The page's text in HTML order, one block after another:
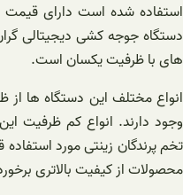
استفاده شده است دارای قیمت
دستگاه جوجه کشی دیجیتالی
های با ظرفیت یکسان است.
وجود دارند. انواع کم ظرفیت
تخم پرندگان زینتی مورد استفاده
محصولات از کیفیت بالاتری